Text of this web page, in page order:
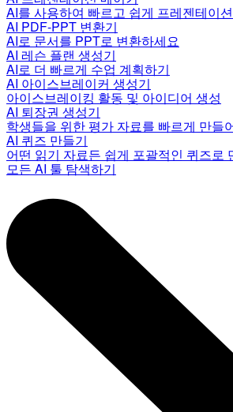
AI를 사용하여 빠르고 쉽게 프레젠테이
AI PDF-PPT 변환기
AI로 문서를 PPT로 변환하세요
AI 레슨 플랜 생성기
AI로 더 빠르게 수업 계획하기
AI 아이스브레이커 생성기
아이스브레이킹 활동 및 아이디어 생성
AI 퇴장권 생성기
학생들을 위한 평가 자료를 빠르게 만들
AI 퀴즈 만들기
어떤 읽기 자료든 쉽게 포괄적인 퀴즈로
모든 AI 툴 탐색하기